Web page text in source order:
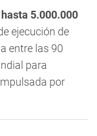
5.000.000
ejecución de
entre las 90
para
por